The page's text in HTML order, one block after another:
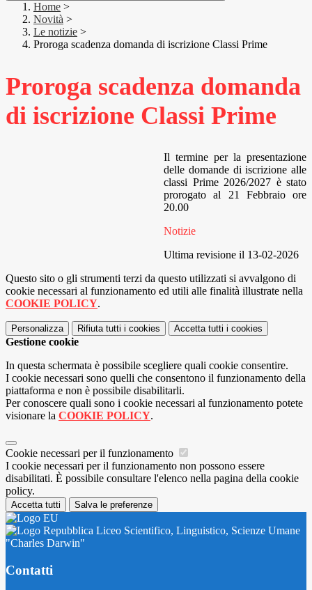
Home >
Novità >
Le notizie >
Proroga scadenza domanda di iscrizione Classi Prime
Proroga scadenza domanda
di iscrizione Classi Prime
Il termine per la presentazione
delle domande di iscrizione alle
classi Prime 2026/2027 è stato
prorogato al 21 Febbraio ore
20.00
Notizie
Ultima revisione il 13-02-2026
Questo sito o gli strumenti terzi da questo utilizzati si avvalgono di
cookie necessari al funzionamento ed utili alle finalità illustrate nella
COOKIE POLICY.
Personalizza Rifiuta tutti i cookies Accetta tutti i cookies
Gestione cookie
In questa schermata è possibile scegliere quali cookie consentire.
I cookie necessari sono quelli che consentono il funzionamento della
piattaforma e non è possibile disabilitarli.
Per conoscere quali sono i cookie necessari al funzionamento potete
visionare la COOKIE POLICY.
Cookie necessari per il funzionamento
I cookie necessari per il funzionamento non possono essere
disabilitati. È possibile consultare l'elenco nella pagina della cookie
policy.
Accetta tutti Salva le preferenze
Liceo Scientifico, Linguistico, Scienze Umane
"Charles Darwin"
Contatti